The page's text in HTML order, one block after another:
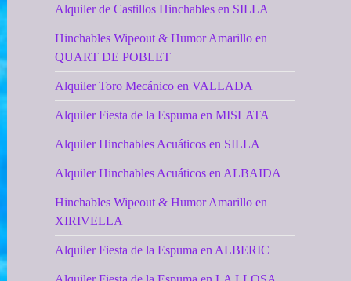
Alquiler de Castillos Hinchables en SILLA
Hinchables Wipeout & Humor Amarillo en
QUART DE POBLET
Alquiler Toro Mecánico en VALLADA
Alquiler Fiesta de la Espuma en MISLATA
Alquiler Hinchables Acuáticos en SILLA
Alquiler Hinchables Acuáticos en ALBAIDA
Hinchables Wipeout & Humor Amarillo en
XIRIVELLA
Alquiler Fiesta de la Espuma en ALBERIC